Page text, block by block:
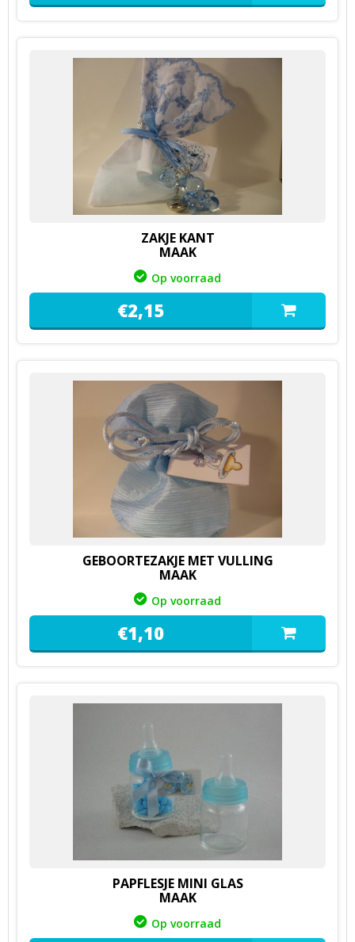
ZAKJE KANT
MAAK
Op voorraad
€2,15
GEBOORTEZAKJE MET VULLING
MAAK
Op voorraad
€1,10
PAPFLESJE MINI GLAS
MAAK
Op voorraad